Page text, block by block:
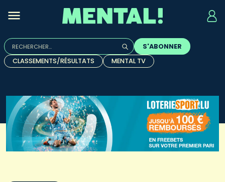
Rechercher :
Quand les résultats de l'auto-complétion sont
S'ABONNER
CLASSEMENTS/RÉSULTATS
MENTAL TV